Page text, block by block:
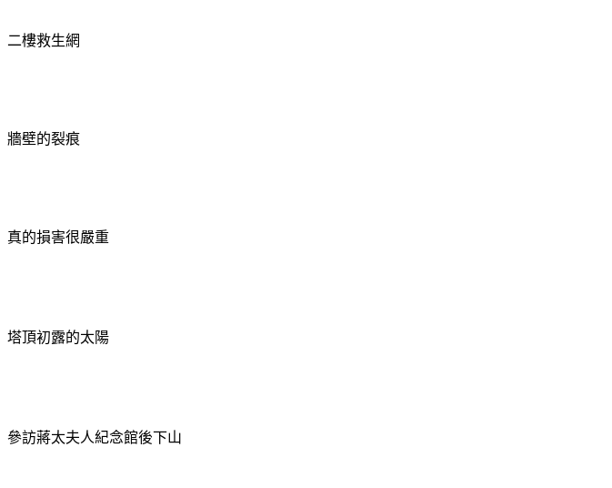
二樓救生網
牆壁的裂痕
真的損害很嚴重
塔頂初露的太陽
參訪蔣太夫人紀念館後下山